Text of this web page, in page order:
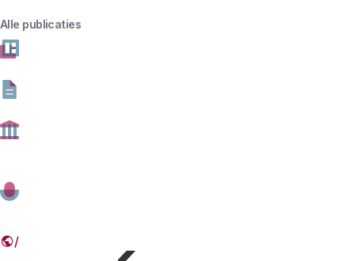
Alle publicaties
Adjunct-directeur